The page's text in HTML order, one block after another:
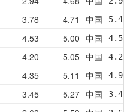
3.78 4.71 中国
4.53 5.00 中国
4.20 5.05 中国
4.35 5.11 中国
3.45 5.27 中国